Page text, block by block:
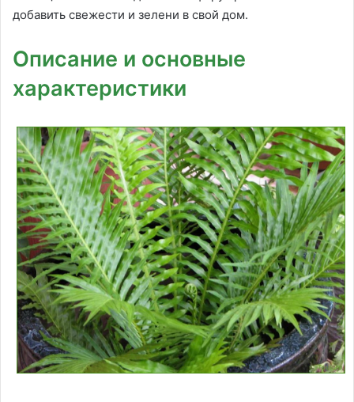
добавить свежести и зелени в свой дом.
Описание и основные
характеристики